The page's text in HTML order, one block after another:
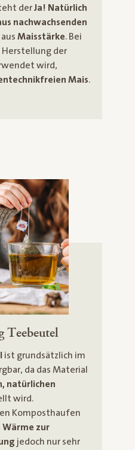
derJa! Natürlich
nachwachsenden
Maisstärke. Bei
Herstellung der
wird,
Mais.
Teebeutel
ist grundsätzlich im
da das Material
natürlichen
wird.
Komposthaufen
zur
jedoch nur sehr